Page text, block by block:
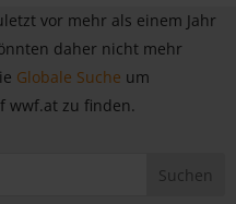
vor mehr als einem Jahr
daher nicht mehr
Globale Suche um
wwf.at zu finden.